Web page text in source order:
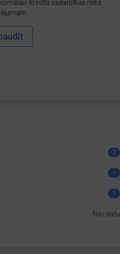
kredīts sadarbības riska
2
1
1
Nav datu